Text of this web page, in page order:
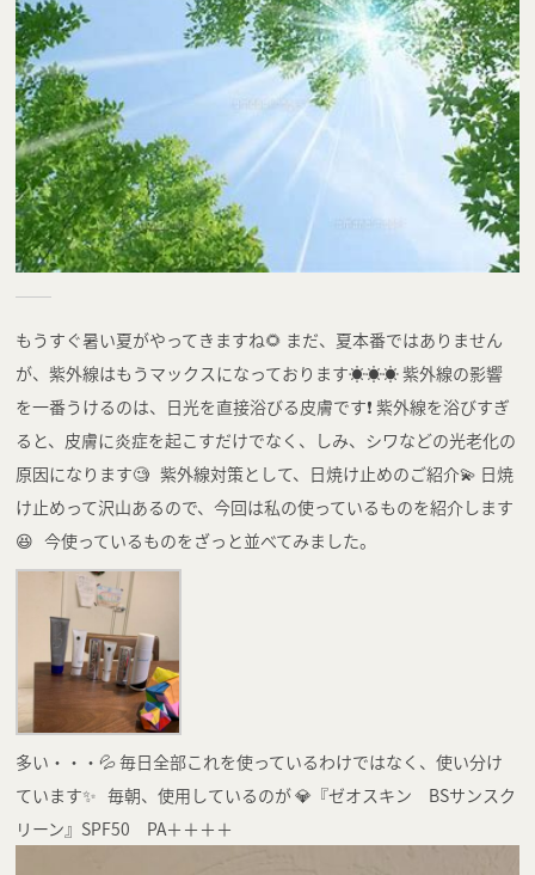
もうすぐ暑い夏がやってきますね🌻 まだ、夏本番ではありません
が、紫外線はもうマックスになっております☀️☀️☀️ 紫外線の影響
を一番うけるのは、日光を直接浴びる皮膚です❗️ 紫外線を浴びすぎ
ると、皮膚に炎症を起こすだけでなく、しみ、シワなどの光老化の
原因になります🧐 紫外線対策として、日焼け止めのご紹介💫 日焼
け止めって沢山あるので、今回は私の使っているものを紹介します
😆 今使っているものをざっと並べてみました。
多い・・・💦 毎日全部これを使っているわけではなく、使い分け
ています✨ 毎朝、使用しているのが 💎『ゼオスキン BSサンスク
リーン』SPF50 PA＋＋＋＋